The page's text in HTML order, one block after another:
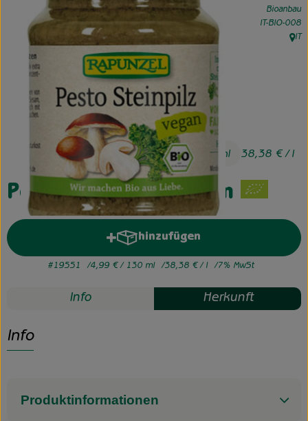
Unsere Hofkiste
Über uns
Neues vom Hof
Pesto Steinpilz, vegan
4,99 €/ 130 ml 38,38 €/ l
Bioanbau
,IT-BIO-008
,
IT
hinzufügen
Produkt zum Warenkorb
#19551 4,99 €/ 130 ml 38,38 €/ l 7% MwSt
Info Herkunft
Info
Produktinformationen